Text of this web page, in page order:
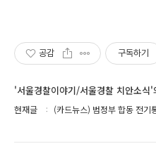
공감 구독하기
'서울경찰이야기/서울경찰 치안소식'
현재글 (카드뉴스) 범정부 합동 전기